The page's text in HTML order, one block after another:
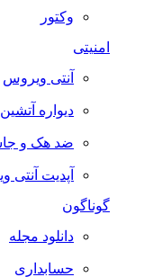
وکتور
آنتی ویروس
دیواره آتشین
ضد هک و جاسوسی
آپدیت آنتی ویروس
گوناگون
دانلود مجله
حسابداری